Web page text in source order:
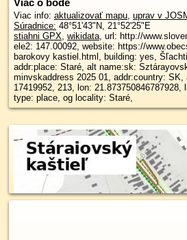
Viac o bode
Viac info: aktualizovať mapu, uprav v
Súradnice: 48°51'43"N, 21°52'25"E
stiahni GPX, wikidata, url: http://
ele2: 147.00092, website: https://
barokovy kastiel.html, building: yes,
addr:place: Staré, alt name:sk:
minvskaddress 2025 01, addr:country: SK,
17419952, 213, lon: 21.873750846787928,
type: place, og locality: Staré,